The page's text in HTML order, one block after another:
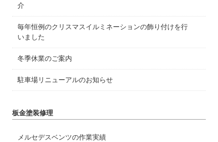
介
毎年恒例のクリスマスイルミネーションの飾り付けを行
いました
冬季休業のご案内
駐車場リニューアルのお知らせ
板金塗装修理
メルセデスベンツの作業実績